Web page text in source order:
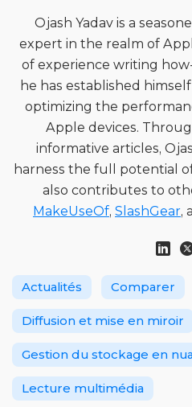
Ojash Yadav is a
expert in the realm of
of experience writing
he has established
optimizing the
Apple devices.
informative articles,
harness the full potential
also contributes to
MakeUseOf, SlashGear,
Actualités Comparer
Diffusion et mise en miroir
Gestion du stockage en
Lecture multimédia